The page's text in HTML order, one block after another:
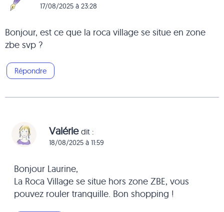
17/08/2025 à 23:28
Bonjour, est ce que la roca village se situe en zone
zbe svp ?
Répondre
Valérie dit :
18/08/2025 à 11:59
Bonjour Laurine,
La Roca Village se situe hors zone ZBE, vous
pouvez rouler tranquille. Bon shopping !